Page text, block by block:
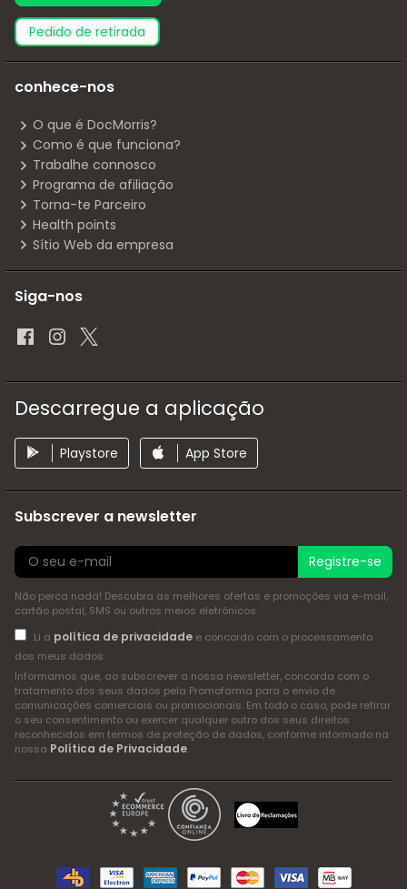
pedido de retirada
conhece-nos
O que é DocMorris?
Como é que funciona?
Trabalhe connosco
Programa de afiliação
Torna-te Parceiro
Health points
Sítio Web da empresa
Siga-nos
Descarregue a aplicação
Playstore App Store
Subscrever a newsletter
Registre-se
Não perca nada! Descubra as melhores ofertas e promoções via e-mail,
cartão postal, SMS ou outros meios eletrónicos
Li a política de privacidadee concordo com o processamento
dos meus dados
Informamos que, ao subscrever a nossa newsletter, concorda com o
tratamento dos seus dados pela Promofarma para o envio de
comunicações comerciais ou promocionais. Em todo o caso, pode retirar
o seu consentimento ou exercer qualquer outro dos seus direitos
reconhecidos em termos de proteção de dados, conforme informado na
nossa Política de Privacidade.